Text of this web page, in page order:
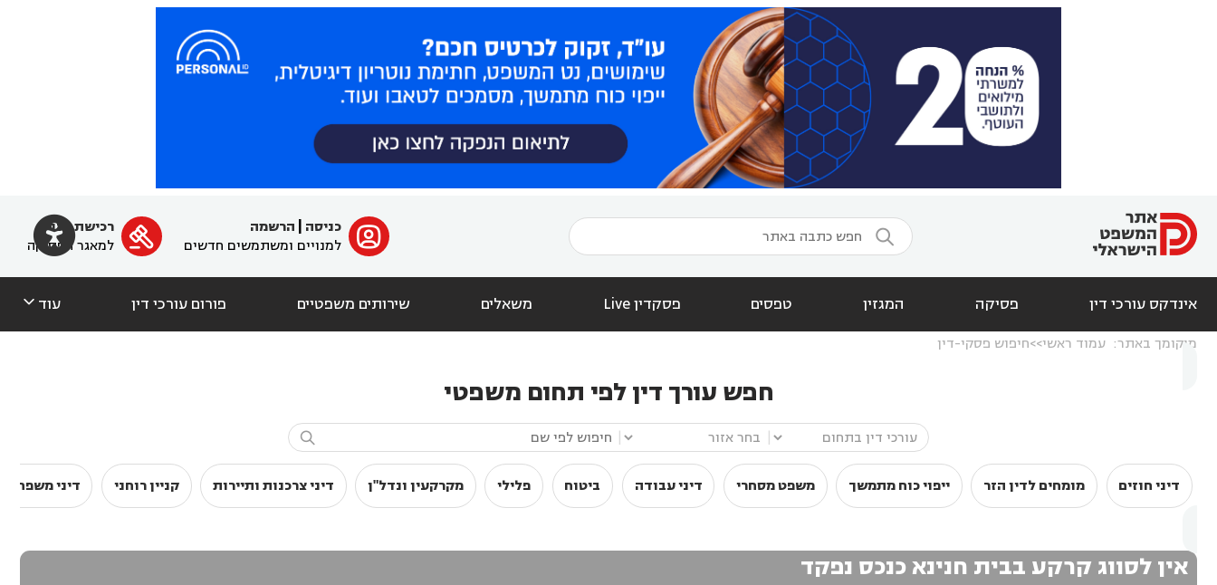
  ﱐ כניסה
הרשמה
למנויים ומשתמשים חדשים

רכישת מנוי
למאגר הפסיקה
אינדקס עורכי דין פסיקה המגזין טפסים פסקדין Live משאלים שירותים משפטיים פורום עורכי דין עוד 
מיקומך באתר: עמוד ראשי חיפוש פסקי-דין
חפש עורך דין לפי תחום משפטי

דיני חוזים מומחים לדין הזר ייפוי כוח מתמשך משפט מסחרי דיני עבודה ביטוח פלילי מקרקעין ונדל"ן דיני צרכנות ותיירות קניין רוחני דיני משפחה
אין לסווג קרקע בבית חנינא כנכס נפקד